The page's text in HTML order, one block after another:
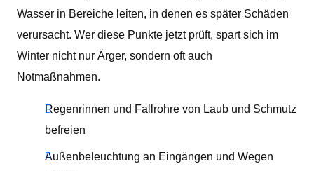
Wasser in Bereiche leiten, in denen es später Schäden
verursacht. Wer diese Punkte jetzt prüft, spart sich im
Winter nicht nur Ärger, sondern oft auch
Notmaßnahmen.
Regenrinnen und Fallrohre von Laub und Schmutz
befreien
Außenbeleuchtung an Eingängen und Wegen